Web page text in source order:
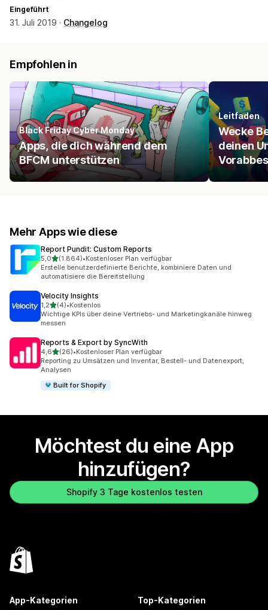
Eingeführt
31. Juli 2019 · Changelog
Empfohlen in
Black Friday Cyber Monday
Apps, die dich während dem
BFCM unterstützen
Leitfaden
Wecke
deinen
Mehr Apps wie diese
Report Pundit: Custom Reports
5,0von 5 Sternen
(1.864)
1864 Rezensionen insgesamt
•Kostenloser Plan verfügbar
Erstelle benutzerdefinierte Berichte, kombiniere Daten und
automatisiere die Bereitstellung
Velocity Insights
1,2von 5 Sternen
(4)
4 Rezensionen insgesamt
•Kostenlos
Wichtige KPIs über deine Vertriebs- und Marketingkanäle hinweg
messen
Reports & Export by SyncWith
4,6von 5 Sternen
(26)
26 Rezensionen insgesamt
•Kostenloser Plan verfügbar
Reporting zu Umsätzen und Inventar, Bestell- und Datenexport,
Analysen
Built for Shopify
Möchtest du eine App
hinzufügen?
Shopify 3 Tage kostenlos testen
App-Kategorien Top-Kategorien